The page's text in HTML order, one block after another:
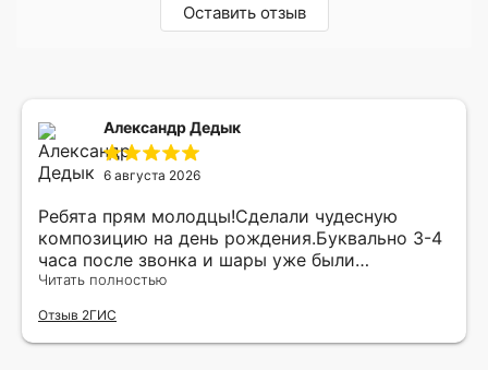
Оставить отзыв
Александр Дедык
6 августа 2026
Ребята прям молодцы!Сделали чудесную
композицию на день рождения.Буквально 3-4
часа после звонка и шары уже были
доставлены мне по адресу.Качество
рада.
Читать полностью
Отзыв 2ГИС